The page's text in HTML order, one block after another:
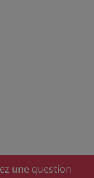
une question